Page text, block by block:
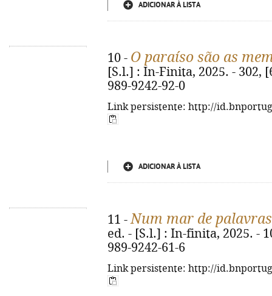
ADICIONAR À LISTA
10 - O paraíso são as
[S.l.] : In-Finita, 2025. - 302,
989-9242-92-0
Link persistente: http://
ADICIONAR À LISTA
11 -Num mar de palavras
ed. - [S.l.] : In-finita, 2025. -
989-9242-61-6
Link persistente: http://